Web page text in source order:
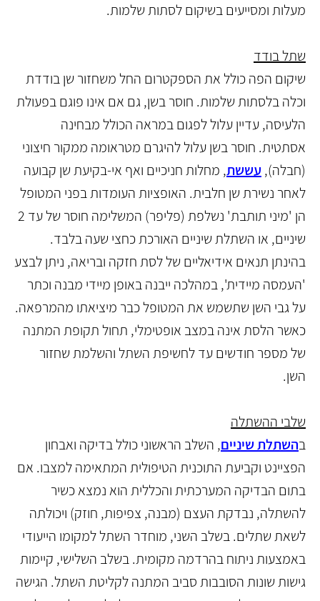
מעלות ומסייעים בשיקום לסתות שלמות.
שתל בודד
שיקום הפה כולל את הספקטרום החל משחזור שן בודדת
וכלה בלסתות שלמות. חוסר בשן, גם אם אינו פוגם בפעולת
הלעיסה, עדיין עלול לפגום במראה הכולל מבחינה
אסתטית. חוסר בשן עלול להיגרם מטראומה ממקור חיצוני
(חבלה), עששת, מחלות חניכיים ואף אי-בקיעת שן קבועה
לאחר נשירת שן חלבית. האופציות העומדות בפני המטופל
הן 'מיני תותבת' נשלפת (פליפר) המשלימה חוסר של עד 2
שיניים, או השתלת שיניים האורכת כחצי שעה בלבד.
בהינתן תנאים אידיאליים של לסת חזקה ובריאה, ניתן לבצע
'העמסה מיידית', במהלכה ייבנה באופן מיידי מבנה וכתר
על גבי השן שתשמש את המטופל כבר מיציאתו מהמרפאה.
כאשר הלסת אינה במצב אופטימלי, תחול תקופת המתנה
של מספר חודשים עד לחשיפת השתל והשלמת שחזור
השן.
שלבי ההשתלה
בהשתלת שיניים, השלב הראשוני כולל בדיקה ואבחון
הפציינט וקביעת התוכנית הטיפולית המתאימה למצבו. אם
בתום הבדיקה המערכתית והכללית הוא נמצא כשיר
להשתלה, נבדקת העצם (מבנה, צפיפות, חוזק) ויכולתה
לשאת שתלים. בשלב השני, מוחדר השתל למקומו הייעודי
באמצעות ניתוח בהרדמה מקומית. בשלב השלישי, קיימות
גישות שונות הסובבות סביב המתנה לקליטת השתל. הגישה